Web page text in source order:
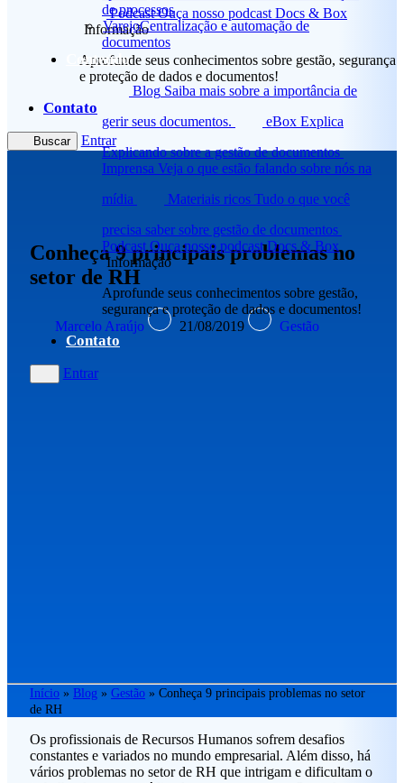
de processos
VarejoCentralização e automação de
documentos
Conteúdo
Blog Saiba mais sobre a importância de
gerir seus documentos.
eBox Explica
Explicando sobre a gestão de documentos
Imprensa Veja o que estão falando sobre nós na
mídia
Materiais ricos Tudo o que você
precisa saber sobre gestão de documentos
Podcast Ouça nosso podcast Docs & Box
Informação
Aprofunde seus conhecimentos sobre gestão,
segurança e proteção de dados e documentos!
Contato
Entrar
Podcast Ouça nosso podcast Docs & Box
Informação
Aprofunde seus conhecimentos sobre gestão, segurança
e proteção de dados e documentos!
Contato
Buscar Entrar
Conheça 9 principais problemas no
setor de RH
Marcelo Araújo 21/08/2019 Gestão
Início » Blog » Gestão » Conheça 9 principais problemas no setor
de RH
Os profissionais de Recursos Humanos sofrem desafios
constantes e variados no mundo empresarial. Além disso, há
vários problemas no setor de RH que intrigam e dificultam o